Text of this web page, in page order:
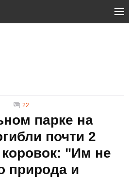
22
парке на
почти 2
"Им не
природа и